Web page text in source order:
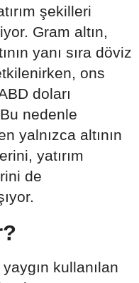
şekilleri
Gram altın,
yanı sıra döviz
ons
doları
nedenle
yalnızca altının
yatırım
de
kullanılan